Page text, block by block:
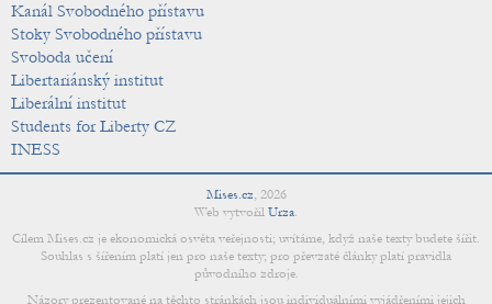
Kanál Svobodného přístavu
Stoky Svobodného přístavu
Svoboda učení
Libertariánský institut
Liberální institut
Students for Liberty CZ
INESS
Mises.cz, 2026
Web vytvořil Urza.
Cílem Mises.cz je ekonomická osvěta veřejnosti; uvítáme, když naše texty budete šířit.
Souhlas s šířením platí jen pro naše texty; pro převzaté články platí pravidla
původního zdroje.
Názory prezentované na těchto stránkách jsou individuálními vyjádřeními jejich